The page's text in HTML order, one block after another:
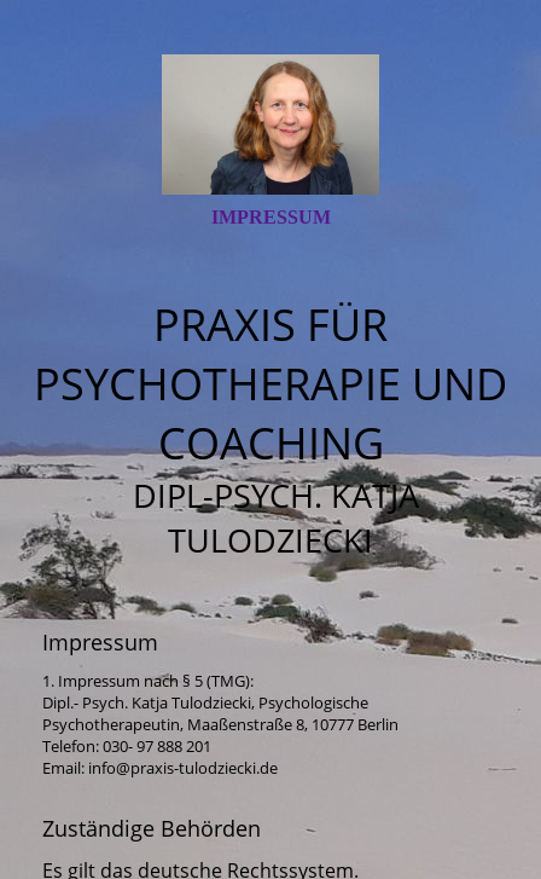
IMPRESSUM
PRAXIS FÜR
PSYCHOTHERAPIE UND
COACHING
DIPL-PSYCH. KATJA
TULODZIECKI
Impressum
1. Impressum nach § 5 (TMG):
Dipl.- Psych. Katja Tulodziecki, Psychologische
Psychotherapeutin, Maaßenstraße 8, 10777 Berlin
Telefon: 030- 97 888 201
Email: info@praxis-tulodziecki.de
Zuständige Behörden
Es gilt das deutsche Rechtssystem.